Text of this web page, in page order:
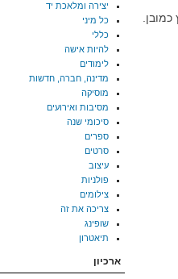
יצירה ומלאכת יד
כל מיני
כללי
להיות אישה
לימודים
מדינה, חברה, חדשות
מוסיקה
מסיבות ואירועים
סיכומי שנה
ספרים
סרטים
עיצוב
פולניות
צילומים
צריכה את זה
שופינג
תיאטרון
ארכיון